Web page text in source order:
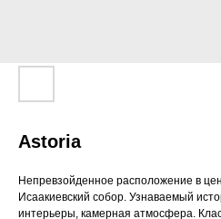
Astoria
Непревзойденное расположение в
Исаакиевский собор. Узнаваемый
интерьеры, камерная атмосфера.